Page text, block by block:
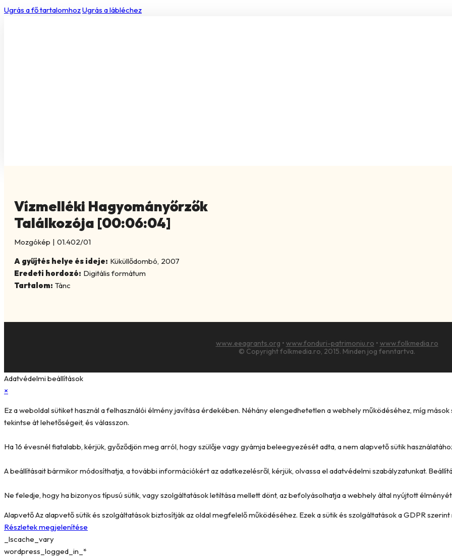
Ugrás a fő tartalomhozUgrás a lábléchez
Vízmelléki Hagyományőrzők
Találkozója [00:06:04]
Mozgókép | 01.402/01
A gyűjtés helye és ideje: Küküllődombó, 2007
Eredeti hordozó: Digitális formátum
Tartalom: Tánc
www.eeagrants.org • www.fonduri-patrimoniu.ro • www.folkmedia.ro
© Copyright folkmedia.ro, 2015. Minden jog fenntartva.
Adatvédelmi beállítások
×
Ez a weboldal sütiket használ a felhasználói élmény javítása érdekében. Néhány elengedhetetlen a webhely működéséhez, míg
tekintse át lehetőségeit, és válasszon.
Ha 16 évesnél fiatalabb, kérjük, győződjön meg arról, hogy szülője vagy gyámja beleegyezését adta, a nem alapvető sütik
A beállításait bármikor módosíthatja, a további információkért az adatkezelésről, kérjük, olvassa el adatvédelmi szabályzatunkat.
Ne feledje, hogy ha bizonyos típusú sütik, vagy szolgáltatások letiltása mellett dönt, az befolyásolhatja a webhely által nyújtott
AlapvetőAz alapvető sütik és szolgáltatások biztosítják az oldal megfelelő működéséhez. Ezek a sütik és szolgáltatások a GDPR
Részletek megjelenítése
_lscache_vary
wordpress_logged_in_*